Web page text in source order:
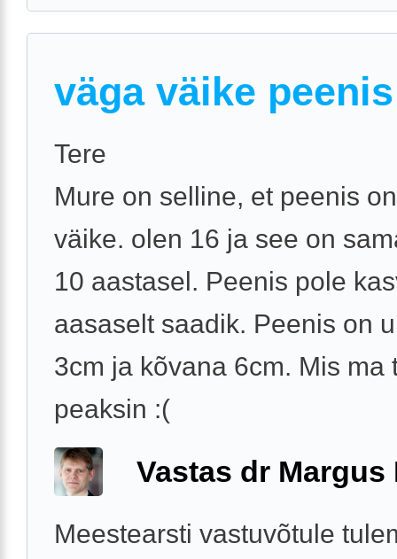
väga väike peenis
Tere
Mure on selline, et peenis
väike. olen 16 ja see on
10 aastasel. Peenis pole
aasaselt saadik. Peenis on
3cm ja kõvana 6cm. Mis ma
peaksin :(
Vastas dr Margus
Meestearsti vastuvõtule